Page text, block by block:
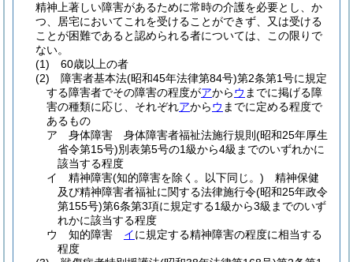
精神上著しい障害があるために常時の介護を必要とし、か
つ、居宅においてこれを受けることができず、又は受ける
ことが困難であると認められる者については、この限りで
ない。
(1)
60歳以上の者
(2)
障害者基本法(昭和45年法律第84号)第2条第1号に規定
する障害者でその障害の程度がアからウ までに掲げる障
害の種類に応じ、それぞれアからウ までに定める程度で
あるもの
ア
身体障害 身体障害者福祉法施行規則 (昭和25年厚生
省令第15号)別表第5号の1級から4級までのいずれかに
該当する程度
イ
精神障害(知的障害を除く。以下同じ。) 精神保健
及び精神障害者福祉に関する法律施行令(昭和25年政令
第155号)第6条第3項に規定する1級から3級までのいず
れかに該当する程度
ウ
知的障害 イに規定する精神障害の程度に相当する
程度